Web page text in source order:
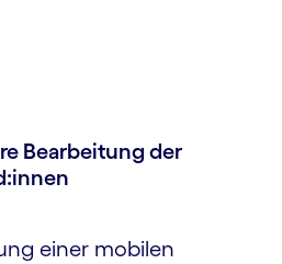
Bearbeitung der
einer mobilen